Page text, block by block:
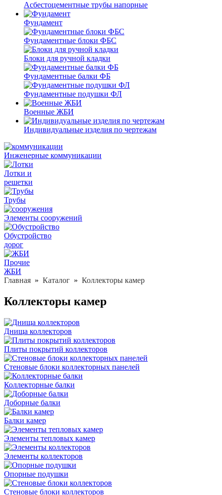
Асбестоцементные трубы напорные
Фундамент
Фундаментные блоки ФБС
Блоки для ручной кладки
Фундаментные балки ФБ
Фундаментные подушки ФЛ
Военные ЖБИ
Индивидуальные изделия по чертежам
Инженерные коммуникации
Лотки и
решетки
Трубы
Элементы сооружений
Обустройство
дорог
Прочие
ЖБИ
Главная » Каталог » Коллекторы камер
Коллекторы камер
Днища коллекторов
Плиты покрытий коллекторов
Стеновые блоки коллекторных панелей
Коллекторные балки
Доборные балки
Балки камер
Элементы тепловых камер
Элементы коллекторов
Опорные подушки
Стеновые блоки коллекторов